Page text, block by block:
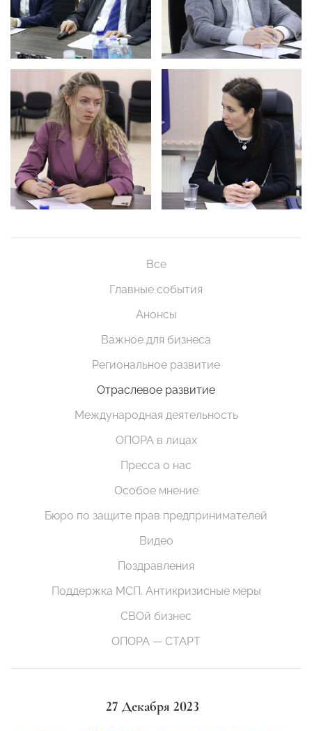
Все
Главные события
Анонсы
Важное для бизнеса
Региональное развитие
Отраслевое развитие
Международная деятельность
ОПОРА в лицах
Пресса о нас
Особое мнение
Бюро по защите прав предпринимателей
Видео
Поздравления
Поддержка МСП. Антикризисные меры
СВОй бизнес
ОПОРА — СТАРТ
27 Декабря 2023